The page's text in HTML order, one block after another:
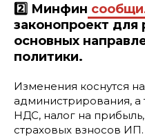
2️⃣ Минфин
законопроект для
основных
политики.
Изменения коснутся
администрирования, а
НДС, налог на
страховых взносов ИП.